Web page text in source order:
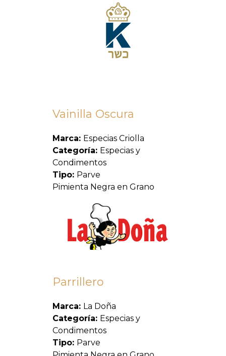
Vainilla Oscura
Marca: Especias Criolla
Categoría: Especias y
Condimentos
Tipo: Parve
Pimienta Negra en Grano
Parrillero
Marca: La Doña
Categoría: Especias y
Condimentos
Tipo: Parve